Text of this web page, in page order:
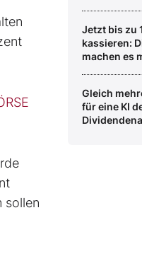
sollen
Jetzt bis zu
kassieren:
machen es
Gleich
für eine KI